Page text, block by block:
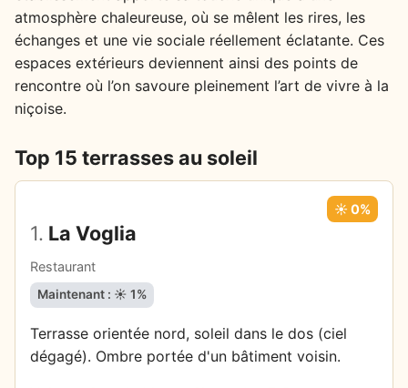
atmosphère chaleureuse, où se mêlent les rires, les
échanges et une vie sociale réellement éclatante. Ces
espaces extérieurs deviennent ainsi des points de
rencontre où l’on savoure pleinement l’art de vivre à la
niçoise.
Top 15 terrasses au soleil
1. La Voglia
Restaurant
☀️ 0%
Maintenant : ☀️ 1%
Terrasse orientée nord, soleil dans le dos (ciel
dégagé). Ombre portée d'un bâtiment voisin.